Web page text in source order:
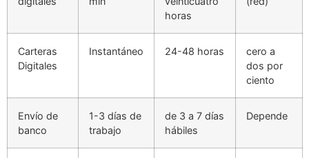
panel
panel
panel
panel
horas
Carteras
Digitales
Instantáneo 24-48 horas
cero a
dos por
ciento
Envío de
banco
1-3 días de
trabajo
de 3 a 7 días
hábiles
Depende